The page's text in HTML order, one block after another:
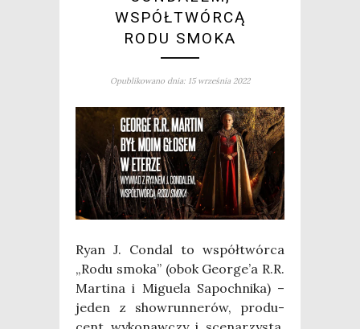
WSPÓŁTWÓRCĄ
RODU SMOKA
Opublikowano dnia: 15 września 2022
Ryan J. Con­dal to współ­twór­ca
„Rodu smo­ka” (obok George’a R.R.
Mar­ti­na i Migu­ela Sapoch­ni­ka) –
jeden z show­run­ne­rów, pro­du­